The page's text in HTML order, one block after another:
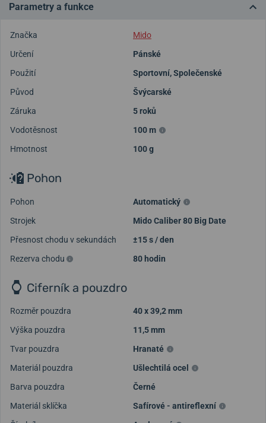
Parametry a funkce
Značka
Mido
Určení
Pánské
Použití
Sportovní,Společenské
Původ
Švýcarské
Záruka
5 roků
Vodotěsnost
100 m
Hmotnost
100 g
Pohon
Pohon
Automatický
Strojek
Mido Caliber 80 Big Date
Přesnost chodu v sekundách
±15 s / den
Rezerva chodu
80 hodin
Ciferník a pouzdro
Rozměr pouzdra
40 x 39,2 mm
Výška pouzdra
11,5 mm
Tvar pouzdra
Hranaté
Materiál pouzdra
Ušlechtilá ocel
Barva pouzdra
Černé
Materiál sklíčka
Safírové - antireflexní